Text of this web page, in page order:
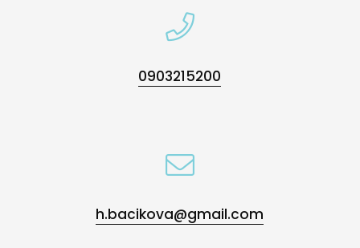
0903215200
h.bacikova@gmail.com